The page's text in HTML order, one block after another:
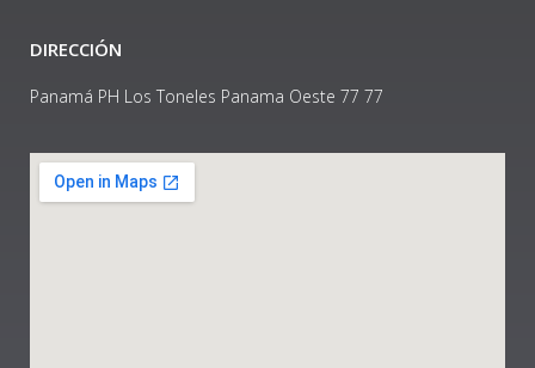
DIRECCIÓN
Panamá PH Los Toneles Panama Oeste 77 77